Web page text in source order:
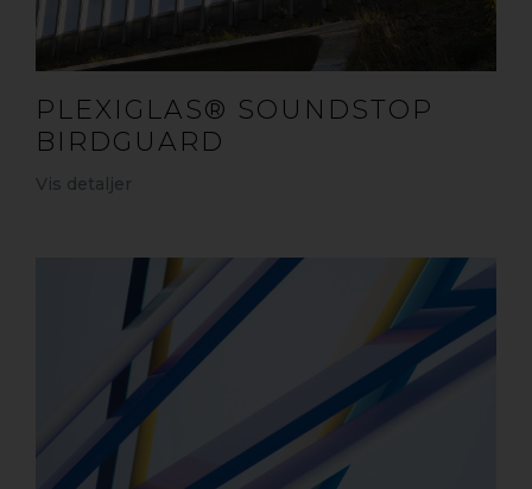
PLEXIGLAS® SOUNDSTOP
BIRDGUARD
Vis detaljer